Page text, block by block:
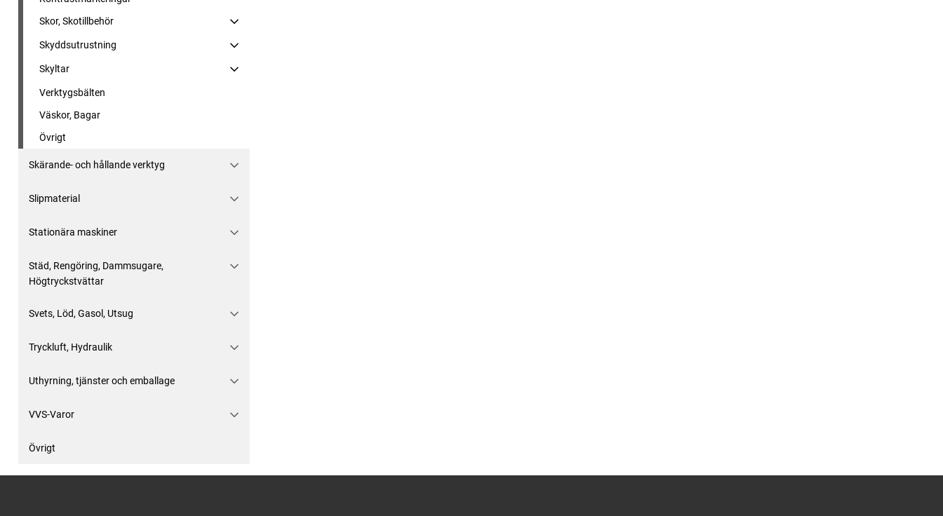
Skor, Skotillbehör
Skyddsutrustning
Skyltar
Verktygsbälten
Väskor, Bagar
Övrigt
Skärande- och hållande verktyg
Slipmaterial
Stationära maskiner
Städ, Rengöring, Dammsugare,
Högtryckstvättar
Svets, Löd, Gasol, Utsug
Tryckluft, Hydraulik
Uthyrning, tjänster och emballage
VVS-Varor
Övrigt